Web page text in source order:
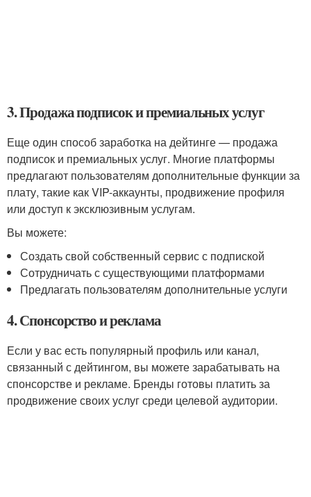
3. Продажа подписок и премиальных услуг
Еще один способ заработка на дейтинге — продажа
подписок и премиальных услуг. Многие платформы
предлагают пользователям дополнительные функции за
плату, такие как VIP-аккаунты, продвижение профиля
или доступ к эксклюзивным услугам.
Вы можете:
Создать свой собственный сервис с подпиской
Сотрудничать с существующими платформами
Предлагать пользователям дополнительные услуги
4. Спонсорство и реклама
Если у вас есть популярный профиль или канал,
связанный с дейтингом, вы можете зарабатывать на
спонсорстве и рекламе. Бренды готовы платить за
продвижение своих услуг среди целевой аудитории.